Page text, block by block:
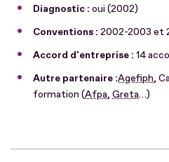
Diagnostic : oui (2002)
Conventions : 2002-2003 et
Accord d'entreprise : 14
Autre partenaire :Agefiph,
formation (Afpa, Greta…)